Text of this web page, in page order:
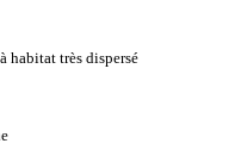
habitat très dispersé